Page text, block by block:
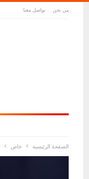
من نحن تواصل معنا
الصفحة الرئيسية خاص